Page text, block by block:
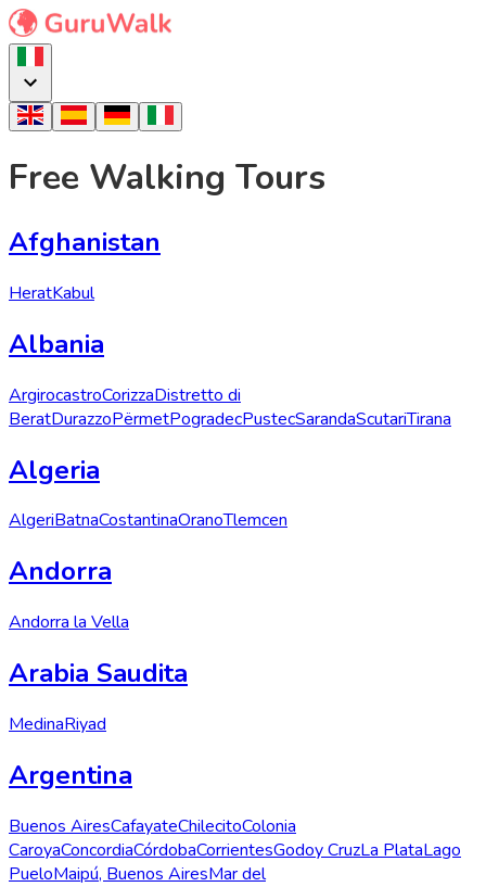
Free Walking Tours
Afghanistan
HeratKabul
Albania
ArgirocastroCorizzaDistretto di
BeratDurazzoPërmetPogradecPustecSarandaScutariTirana
Algeria
AlgeriBatnaCostantinaOranoTlemcen
Andorra
Andorra la Vella
Arabia Saudita
MedinaRiyad
Argentina
Buenos AiresCafayateChilecitoColonia
CaroyaConcordiaCórdobaCorrientesGodoy CruzLa PlataLago
PueloMaipú, Buenos AiresMar del